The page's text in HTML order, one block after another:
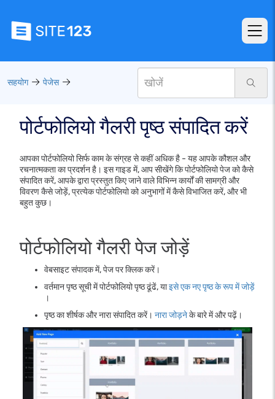
सहयोग पेजेस
पोर्टफोलियो गैलरी पृष्ठ संपादित करें
आपका पोर्टफोलियो सिर्फ काम के संग्रह से कहीं अधिक है - यह आपके कौशल और
रचनात्मकता का प्रदर्शन है। इस गाइड में, आप सीखेंगे कि पोर्टफोलियो पेज को कैसे
संपादित करें, आपके द्वारा प्रस्तुत किए जाने वाले विभिन्न कार्यों की सामग्री और
विवरण कैसे जोड़ें, प्रत्येक पोर्टफोलियो को अनुभागों में कैसे विभाजित करें, और भी
बहुत कुछ।
पोर्टफोलियो गैलरी पेज जोड़ें
वेबसाइट संपादक में, पेज पर क्लिक करें।
वर्तमान पृष्ठ सूची में पोर्टफोलियो पृष्ठ ढूंढें, याइसे एक नए पृष्ठ के रूप में जोड़ें
।
पृष्ठ का शीर्षक और नारा संपादित करें। नारा जोड़नेके बारे में और पढ़ें।